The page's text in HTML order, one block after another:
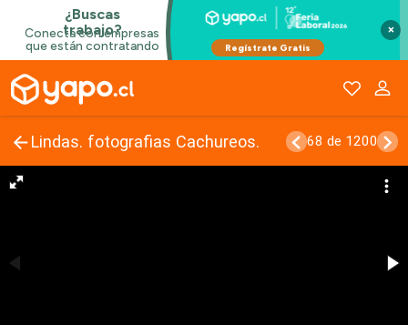
×
Lindas. fotografias Cachureos. 68 de 1200